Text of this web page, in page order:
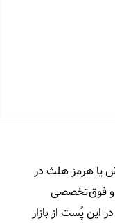
یا هرمز هلث در
و فوق‌تخصصی
این پُست از بازار